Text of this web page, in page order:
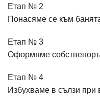
Етап № 2
Понасяме се към
Етап № 3
Оформяме
Етап № 4
Избухваме в сълзи при